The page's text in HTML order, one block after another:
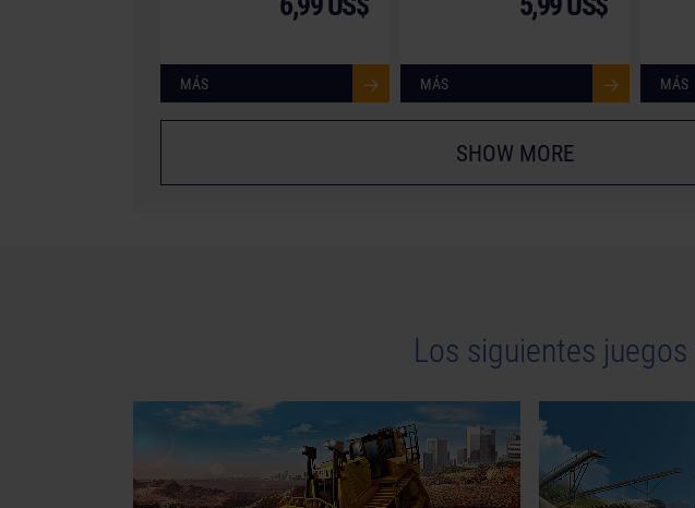
MÁS MÁS MÁS
SHOW MORE
Los siguientes